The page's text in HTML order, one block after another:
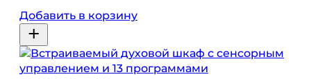
Добавить в корзину